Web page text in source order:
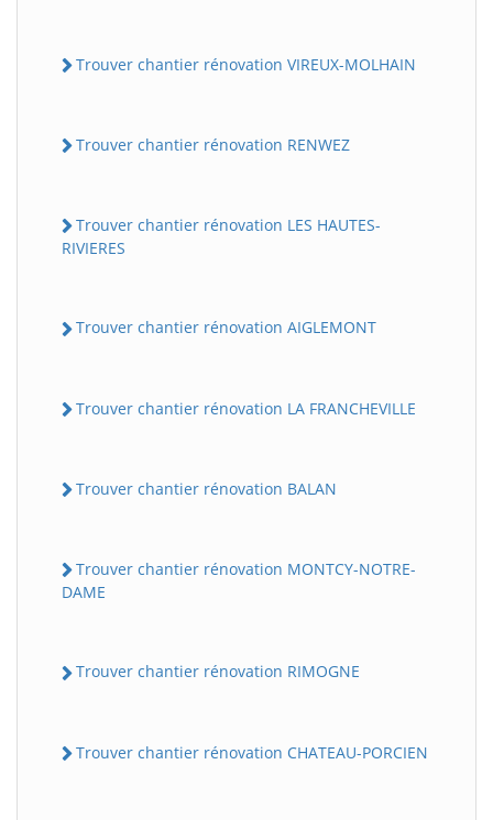
Trouver chantier rénovation VIREUX-MOLHAIN
Trouver chantier rénovation RENWEZ
Trouver chantier rénovation LES HAUTES-
RIVIERES
Trouver chantier rénovation AIGLEMONT
Trouver chantier rénovation LA FRANCHEVILLE
Trouver chantier rénovation BALAN
Trouver chantier rénovation MONTCY-NOTRE-
DAME
Trouver chantier rénovation RIMOGNE
Trouver chantier rénovation CHATEAU-PORCIEN